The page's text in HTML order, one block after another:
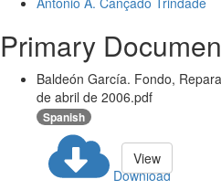
Primary
Baldeón García. Fondo,
de abril de 2006.pdf
Spanish
Download
View